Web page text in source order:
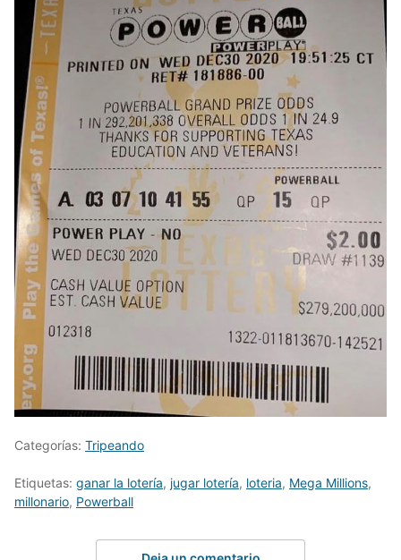
Categorías: Tripeando
Etiquetas: ganar la lotería, jugar lotería, loteria, Mega Millions,
millonario, Powerball